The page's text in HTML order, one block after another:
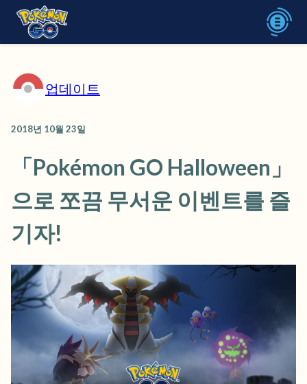
업데이트
2018년 10월 23일
「Pokémon GO Halloween」
으로 쪼끔 무서운 이벤트를 즐
기자!